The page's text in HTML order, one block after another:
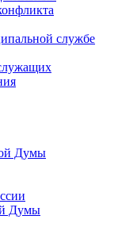
службе
Думы
Думы